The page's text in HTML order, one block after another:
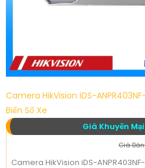
Camera HikVision iDS-
Biển Số Xe
Giá Khuyến
Giá Bán:
Camera HikVision iDS-